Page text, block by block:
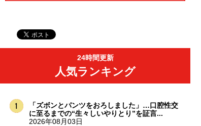
24時間更新
人気ランキング
「ズボンとパンツをおろしました」…口腔性交
に至るまでの“生々しいやりとり”を証言...
2026年08月03日